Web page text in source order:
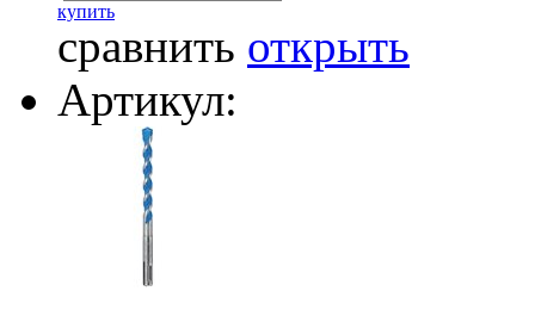
купить
сравнить открыть
Артикул: